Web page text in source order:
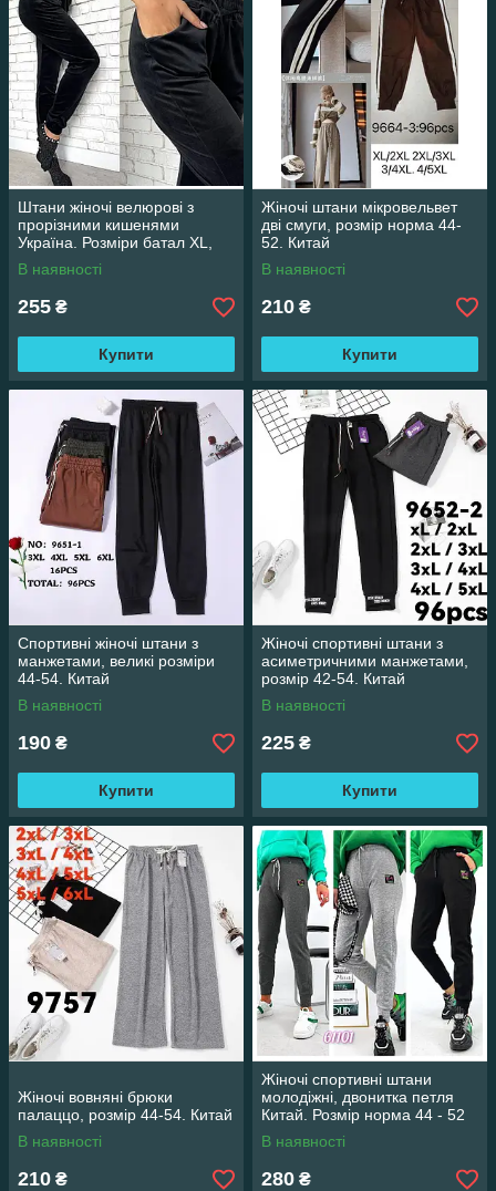
Штани жіночі велюрові з
прорізними кишенями
Україна. Розміри батал XL,
2XL, 3XL, 4XL
В наявності
255 ₴
Купити
Жіночі штани мікровельвет
дві смуги, розмір норма 44-
52. Китай
В наявності
210 ₴
Купити
Спортивні жіночі штани з
манжетами, великі розміри
44-54. Китай
В наявності
190 ₴
Купити
Жіночі спортивні штани з
асиметричними манжетами,
розмір 42-54. Китай
В наявності
225 ₴
Купити
Жіночі вовняні брюки
палаццо, розмір 44-54. Китай
В наявності
210 ₴
Жіночі спортивні штани
молодіжні, двонитка петля
Китай. Розмір норма 44 - 52
В наявності
280 ₴